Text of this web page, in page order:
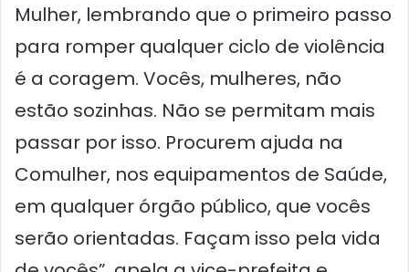
Mulher, lembrando que o primeiro passo
para romper qualquer ciclo de violência
é a coragem. Vocês, mulheres, não
estão sozinhas. Não se permitam mais
passar por isso. Procurem ajuda na
Comulher, nos equipamentos de Saúde,
em qualquer órgão público, que vocês
serão orientadas. Façam isso pela vida